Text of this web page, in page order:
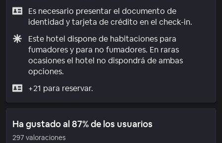
Es necesario presentar el documento de
identidad y tarjeta de crédito en el check-in.
Este hotel dispone de habitaciones para
fumadores y para no fumadores. En raras
ocasiones el hotel no dispondrá de ambas
opciones.
+21 para reservar.
Ha gustado al 87% de los usuarios
297 valoraciones